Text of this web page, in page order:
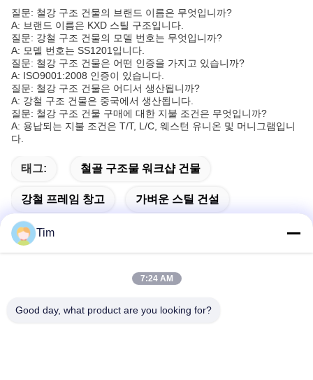
질문: 철강 구조 건물의 브랜드 이름은 무엇입니까?
A: 브랜드 이름은 KXD 스틸 구조입니다.
질문: 강철 구조 건물의 모델 번호는 무엇입니까?
A: 모델 번호는 SS1201입니다.
질문: 철강 구조 건물은 어떤 인증을 가지고 있습니까?
A: ISO9001:2008 인증이 있습니다.
질문: 철강 구조 건물은 어디서 생산됩니까?
A: 강철 구조 건물은 중국에서 생산됩니다.
질문: 철강 구조 건물 구매에 대한 지불 조건은 무엇입니까?
A: 용납되는 지불 조건은 T/T, L/C, 웨스턴 유니온 및 머니그램입니
다.
태그: 철골 구조물 워크샵 건물
강철 프레임 창고 가벼운 스틸 건설
주소
Tim
7:24 AM
Good day, what product are you looking for?